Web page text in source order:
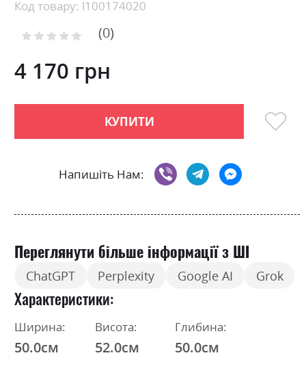
Skip
the
of
the
gallery
Код товару: l100174020
Рейтинг: 0
4 170 грн
КУПИТИ
Напишіть Нам:
Переглянути більше інформації з ШІ
ChatGPT Perplexity Google AI Grok
Характеристики
Ширина:
50.0см
Висота:
52.0см
Глибина:
50.0см